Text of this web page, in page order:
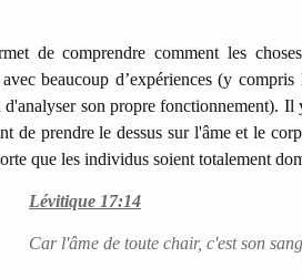
de comprendre comment les
beaucoup d’expériences (y
d'analyser son propre fonctionnement). Il
de prendre le dessus sur l'âme et le
que les individus soient totalement
Lévitique 17:14
Car l'âme de toute chair, c'est son